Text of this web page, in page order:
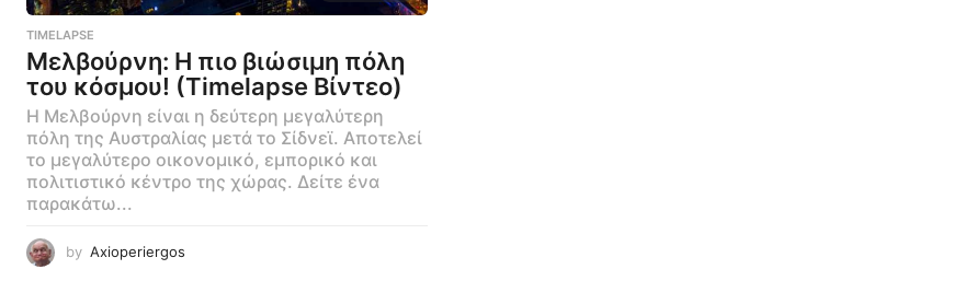
TIMELAPSE
Μελβούρνη: Η πιο βιώσιμη πόλη
του κόσμου! (Timelapse Βίντεο)
Η Μελβούρνη είναι η δεύτερη μεγαλύτερη
πόλη της Αυστραλίας μετά το Σίδνεϊ. Αποτελεί
το μεγαλύτερο οικονομικό, εμπορικό και
πολιτιστικό κέντρο της χώρας. Δείτε ένα
παρακάτω...
by Axioperiergos